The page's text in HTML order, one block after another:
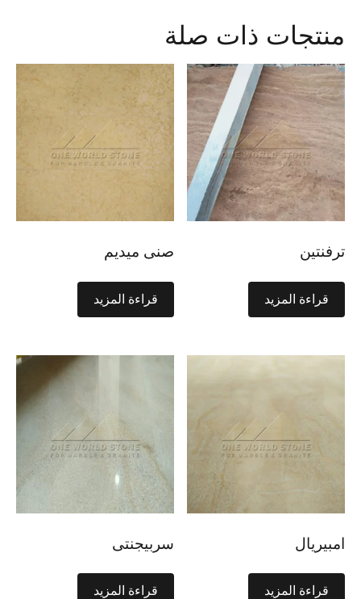
منتجات ذات صلة
ترفنتين
قراءة المزيد
صنى ميديم
قراءة المزيد
امبيريال
قراءة المزيد
سربيجنتى
قراءة المزيد